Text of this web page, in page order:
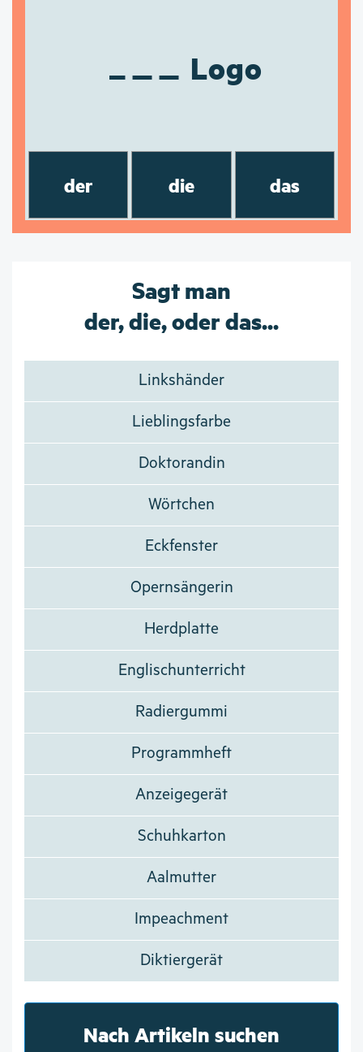
Logo
der die das
Sagt man
der, die, oder das...
Linkshänder
Lieblingsfarbe
Doktorandin
Wörtchen
Eckfenster
Opernsängerin
Herdplatte
Englischunterricht
Radiergummi
Programmheft
Anzeigegerät
Schuhkarton
Aalmutter
Impeachment
Diktiergerät
Nach Artikeln suchen